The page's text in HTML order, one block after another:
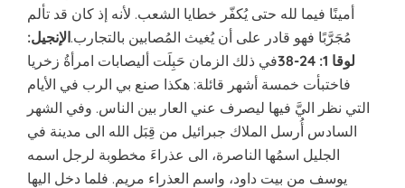
أمينًا فيما لله حتى يُكفّر خطايا الشعب. لأنه إذ كان قد تألم
مُجَرَّبًا فهو قادر على أن يُغيث المُصابين بالتجارب.الإنجيل:
لوقا 1: 24-38
في ذلك الزمان حَبِلَت أليصابات امرأةُ زخريا
فاختبأت خمسة أشهر قائلة: هكذا صنع بي الرب في الأيام
التي نظر اليَّ فيها ليصرف عني العار بين الناس. وفي الشهر
السادس أُرسل الملاك جبرائيل من قِبَل الله الى مدينة في
الجليل اسمُها الناصرة، الى عذراءَ مخطوبة لرجل اسمه
يوسف من بيت داود، واسم العذراء مريم. فلما دخل اليها